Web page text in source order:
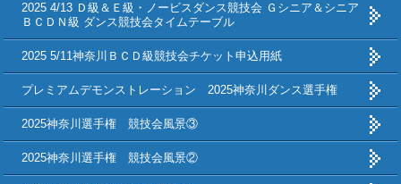
2025 4/13 Ｄ級＆Ｅ級・ノービスダンス競技会 Ｇシニア＆シニア
ＢＣＤＮ級 ダンス競技会タイムテーブル
2025 5/11神奈川ＢＣＤ級競技会チケット申込用紙
プレミアムデモンストレーション 2025神奈川ダンス選手権
2025神奈川選手権 競技会風景③
2025神奈川選手権 競技会風景②